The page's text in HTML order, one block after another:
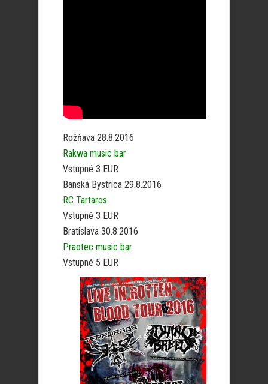
Rožňava 28.8.2016
Rakwa music bar
Vstupné 3 EUR
Banská Bystrica 29.8.2016
RC Tartaros
Vstupné 3 EUR
Bratislava 30.8.2016
Praotec music bar
Vstupné 5 EUR